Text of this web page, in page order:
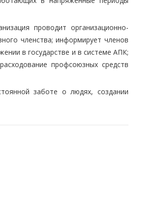
проводит организационно-
членства; информирует членов
в государстве и в системе АПК;
профсоюзных средств
заботе о людях, создании